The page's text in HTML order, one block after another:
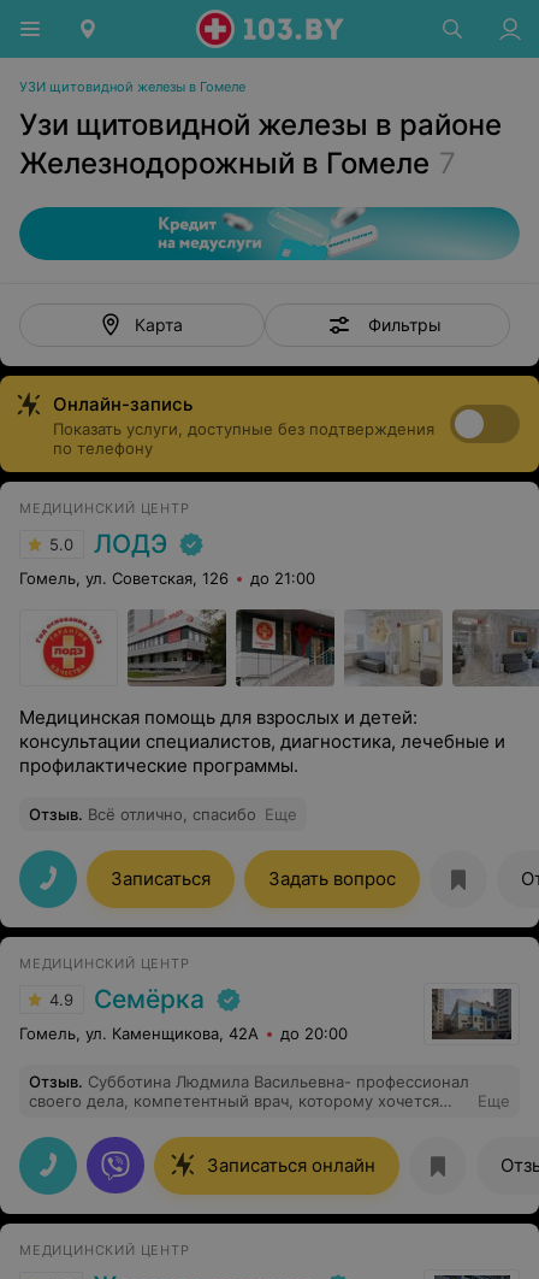
УЗИ щитовидной железы в Гомеле
Узи щитовидной железы в районе
Железнодорожный в Гомеле 7
Карта Фильтры
Онлайн-запись
Показать услуги, доступные без подтверждения
по телефону
МЕДИЦИНСКИЙ ЦЕНТР
5.0 ЛОДЭ
Гомель, ул. Советская, 126 до 21:00
Медицинская помощь для взрослых и детей:
консультации специалистов, диагностика, лечебные и
профилактические программы.
Отзыв. Всё отлично, спасибо Еще
Записаться Задать вопрос
МЕДИЦИНСКИЙ ЦЕНТР
4.9 Семёрка
Гомель, ул. Каменщикова, 42А до 20:00
Отзыв. Субботина Людмила Васильевна- профессионал
своего дела, компетентный врач, которому хочется
Еще
Записаться онлайн
МЕДИЦИНСКИЙ ЦЕНТР